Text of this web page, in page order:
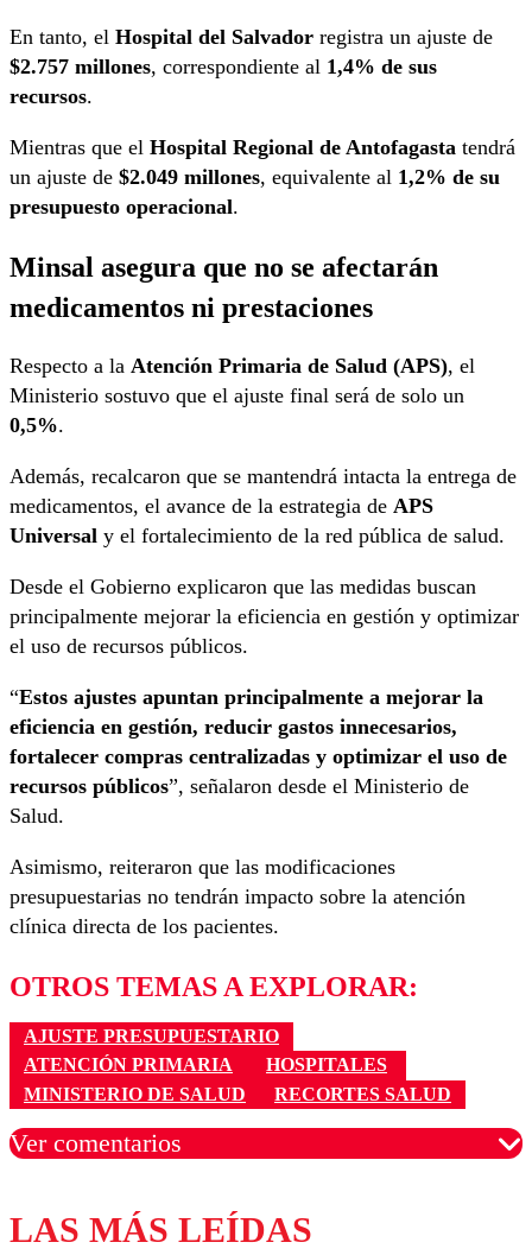
En tanto, el Hospital del Salvador registra un ajuste de
$2.757 millones, correspondiente al 1,4% de sus
recursos.
Mientras que el Hospital Regional de Antofagasta tendrá
un ajuste de $2.049 millones, equivalente al 1,2% de su
presupuesto operacional.
Minsal asegura que no se afectarán
medicamentos ni prestaciones
Respecto a la Atención Primaria de Salud (APS), el
Ministerio sostuvo que el ajuste final será de solo un
0,5%.
Además, recalcaron que se mantendrá intacta la entrega de
medicamentos, el avance de la estrategia de APS
Universal y el fortalecimiento de la red pública de salud.
Desde el Gobierno explicaron que las medidas buscan
principalmente mejorar la eficiencia en gestión y optimizar
el uso de recursos públicos.
“Estos ajustes apuntan principalmente a mejorar la
eficiencia en gestión, reducir gastos innecesarios,
fortalecer compras centralizadas y optimizar el uso de
recursos públicos”, señalaron desde el Ministerio de
Salud.
Asimismo, reiteraron que las modificaciones
presupuestarias no tendrán impacto sobre la atención
clínica directa de los pacientes.
OTROS TEMAS A EXPLORAR:
AJUSTE PRESUPUESTARIO
ATENCIÓN PRIMARIA
HOSPITALES
MINISTERIO DE SALUD
RECORTES SALUD
Ver comentarios
Los comentarios son moderados para garantizar un
diálogo respetuoso.
LAS MÁS LEÍDAS